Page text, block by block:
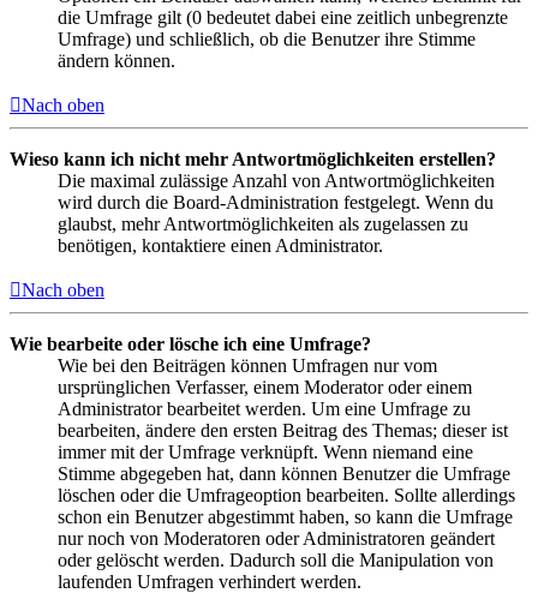
die Umfrage gilt (0 bedeutet dabei eine zeitlich unbegrenzte
Umfrage) und schließlich, ob die Benutzer ihre Stimme
ändern können.
Nach oben
Wieso kann ich nicht mehr Antwortmöglichkeiten erstellen?
Die maximal zulässige Anzahl von Antwortmöglichkeiten
wird durch die Board-Administration festgelegt. Wenn du
glaubst, mehr Antwortmöglichkeiten als zugelassen zu
benötigen, kontaktiere einen Administrator.
Nach oben
Wie bearbeite oder lösche ich eine Umfrage?
Wie bei den Beiträgen können Umfragen nur vom
ursprünglichen Verfasser, einem Moderator oder einem
Administrator bearbeitet werden. Um eine Umfrage zu
bearbeiten, ändere den ersten Beitrag des Themas; dieser ist
immer mit der Umfrage verknüpft. Wenn niemand eine
Stimme abgegeben hat, dann können Benutzer die Umfrage
löschen oder die Umfrageoption bearbeiten. Sollte allerdings
schon ein Benutzer abgestimmt haben, so kann die Umfrage
nur noch von Moderatoren oder Administratoren geändert
oder gelöscht werden. Dadurch soll die Manipulation von
laufenden Umfragen verhindert werden.